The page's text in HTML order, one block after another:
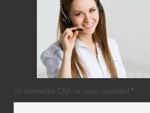
Un conseiller CBA va vous rappeler! *